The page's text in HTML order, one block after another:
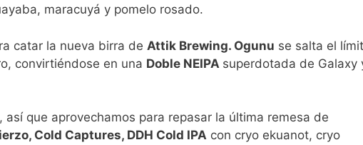
maracuyá y pomelo rosado.
catar la nueva birra de Attik Brewing. Ogunu se salta el
convirtiéndose en una Doble NEIPA superdotada de Galaxy
que aprovechamos para repasar la última remesa de
Cold Captures, DDH Cold IPA con cryo ekuanot, cryo